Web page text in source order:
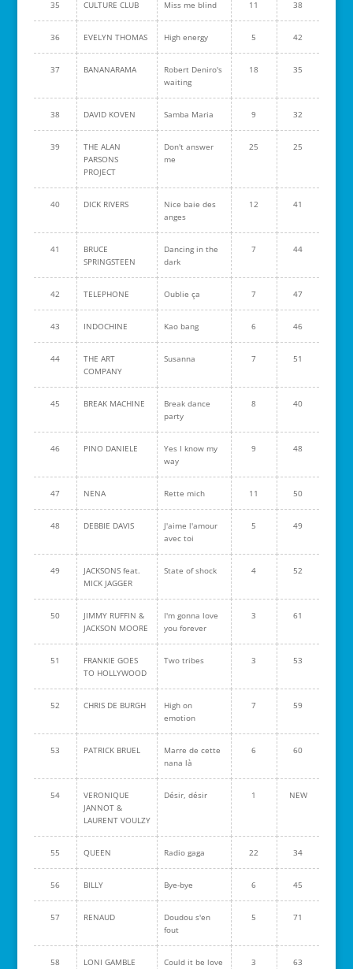
35 CULTURE CLUB Miss me blind 11 38
36 EVELYN THOMAS High energy 5 42
37 BANANARAMA
Robert Deniro's
waiting
18 35
38 DAVID KOVEN Samba Maria 9 32
39
THE ALAN
PARSONS
PROJECT
Don't answer
me
25 25
40 DICK RIVERS
Nice baie des
anges
12 41
41
BRUCE
SPRINGSTEEN
Dancing in the
dark
7 44
42 TELEPHONE Oublie ça 7 47
43 INDOCHINE Kao bang 6 46
44
THE ART
COMPANY
Susanna 7 51
45 BREAK MACHINE
Break dance
party
8 40
46 PINO DANIELE
Yes I know my
way
9 48
47 NENA Rette mich 11 50
48 DEBBIE DAVIS
J'aime l'amour
avec toi
5 49
49
JACKSONS feat.
MICK JAGGER
State of shock 4 52
50
JIMMY RUFFIN &
JACKSON MOORE
I'm gonna love
you forever
3 61
51
FRANKIE GOES
TO HOLLYWOOD
Two tribes 3 53
52 CHRIS DE BURGH
High on
emotion
7 59
53 PATRICK BRUEL
Marre de cette
nana là
6 60
54
VERONIQUE
JANNOT &
LAURENT VOULZY
Désir, désir 1 NEW
55 QUEEN Radio gaga 22 34
56 BILLY Bye-bye 6 45
57 RENAUD
Doudou s'en
fout
5 71
58 LONI GAMBLE Could it be love 3 63